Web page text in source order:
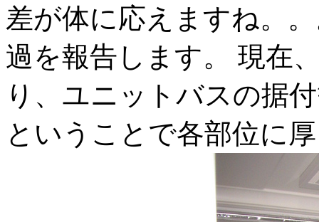
差が体に応えますね。
過を報告します。 現在
り、ユニットバスの据
ということで各部位に